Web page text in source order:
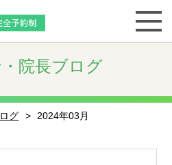
院長ブログ
グ 2024年03月